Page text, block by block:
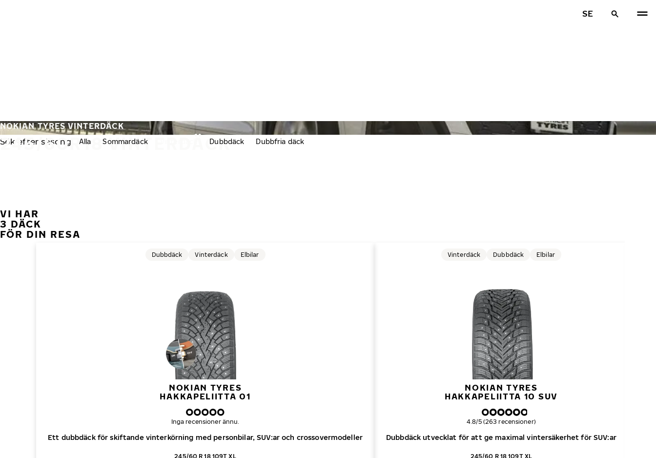
SE
245/60R18 VINTERDÄCK
NOKIAN TYRES VINTERDÄCK
Sök efter säsong: Alla Sommardäck Dubbdäck Dubbfria däck
VI HAR
3 DÄCK
FÖR DIN RESA
NOKIAN TYRES
HAKKAPELIITTA 01
Ett dubbdäck för skiftande vinterkörning med personbilar, SUV:ar och crossovermodeller
Dubbdäck Vinterdäck Elbilar
Inga recensioner ännu.
245/60 R 18 109T XL
NOKIAN TYRES
HAKKAPELIITTA 10 SUV
Dubbdäck utvecklat för att ge maximal vintersäkerhet för SUV:ar
Vinterdäck Dubbdäck Elbilar
Övergripande betyg
4.8/5 (263 recensioner)
245/60 R 18 109T XL